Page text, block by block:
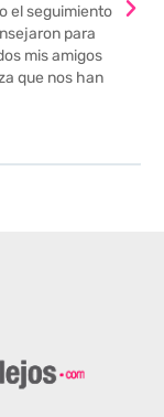
el seguimiento
para
mis amigos
que nos han